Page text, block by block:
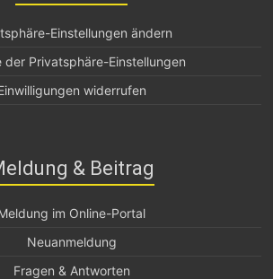
Einstellungen ändern
der Privatsphäre-Einstellungen
widerrufen
& Beitrag
im Online-Portal
Neuanmeldung
Fragen & Antworten